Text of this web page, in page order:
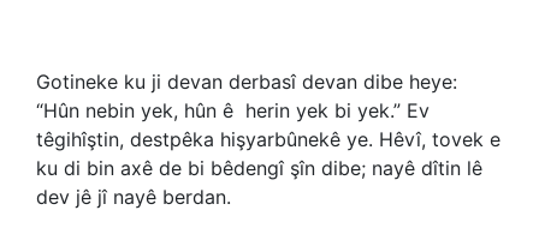
Gotineke ku ji devan derbasî devan dibe heye:
“Hûn nebin yek, hûn ê herin yek bi yek.” Ev
têgihîştin, destpêka hişyarbûnekê ye. Hêvî, tovek e
ku di bin axê de bi bêdengî şîn dibe; nayê dîtin lê
dev jê jî nayê berdan.